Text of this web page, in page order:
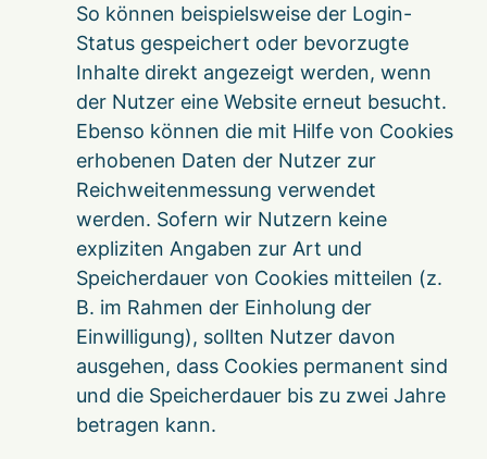
So können beispielsweise der Login-
Status gespeichert oder bevorzugte
Inhalte direkt angezeigt werden, wenn
der Nutzer eine Website erneut besucht.
Ebenso können die mit Hilfe von Cookies
erhobenen Daten der Nutzer zur
Reichweitenmessung verwendet
werden. Sofern wir Nutzern keine
expliziten Angaben zur Art und
Speicherdauer von Cookies mitteilen (z.
B. im Rahmen der Einholung der
Einwilligung), sollten Nutzer davon
ausgehen, dass Cookies permanent sind
und die Speicherdauer bis zu zwei Jahre
betragen kann.